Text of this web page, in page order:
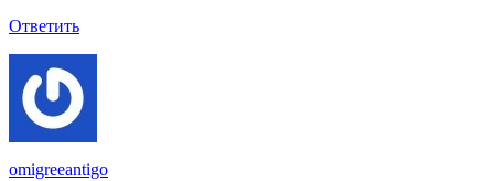
Ответить
omigreeantigo